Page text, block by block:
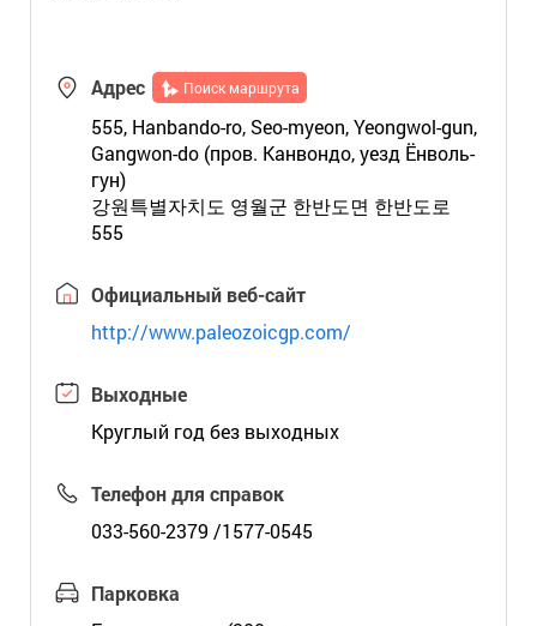
Адрес Поиск маршрута
555, Hanbando-ro, Seo-myeon, Yeongwol-gun,
Gangwon-do (пров. Канвондо, уезд Ёнволь-
гун)
강원특별자치도 영월군 한반도면 한반도로
555
Официальный веб-сайт
http://www.paleozoicgp.com/
Выходные
Круглый год без выходных
Телефон для справок
033-560-2379 /1577-0545
Парковка